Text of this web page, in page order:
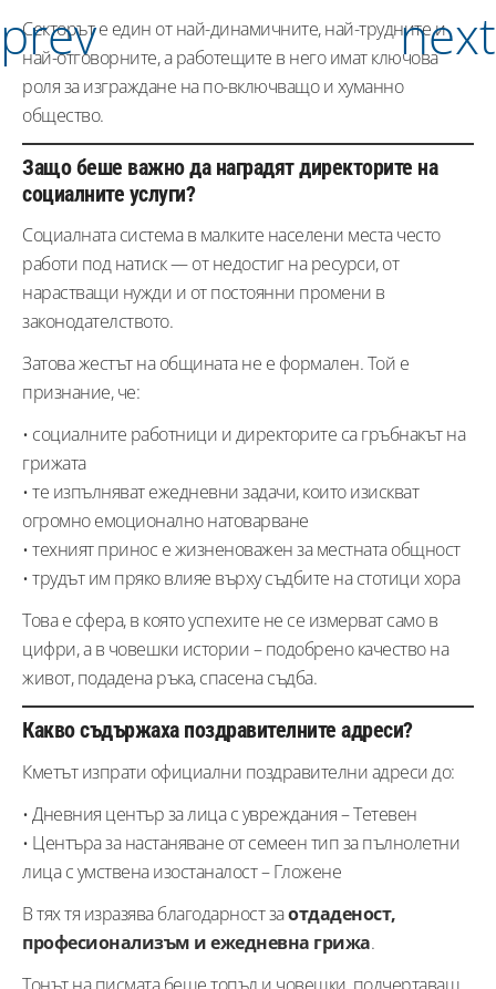
Секторът е един от най-динамичните, най-трудните и
най-отговорните, а работещите в него имат ключова
роля за изграждане на по-включващо и хуманно
общество.
Защо беше важно да наградят директорите на
социалните услуги?
Социалната система в малките населени места често
работи под натиск — от недостиг на ресурси, от
нарастващи нужди и от постоянни промени в
законодателството.
Затова жестът на общината не е формален. Той е
признание, че:
• социалните работници и директорите са гръбнакът на
грижата
• те изпълняват ежедневни задачи, които изискват
огромно емоционално натоварване
• техният принос е жизненоважен за местната общност
• трудът им пряко влияе върху съдбите на стотици хора
Това е сфера, в която успехите не се измерват само в
цифри, а в човешки истории – подобрено качество на
живот, подадена ръка, спасена съдба.
Какво съдържаха поздравителните адреси?
Кметът изпрати официални поздравителни адреси до:
• Дневния център за лица с увреждания – Тетевен
• Центъра за настаняване от семеен тип за пълнолетни
лица с умствена изостаналост – Гложене
В тях тя изразява благодарност заотдаденост,
професионализъм и ежедневна грижа.